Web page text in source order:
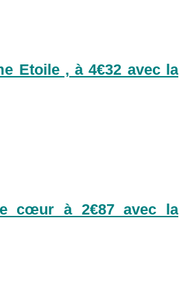
Etoile , à 4€32 avec la
cœur à 2€87 avec la